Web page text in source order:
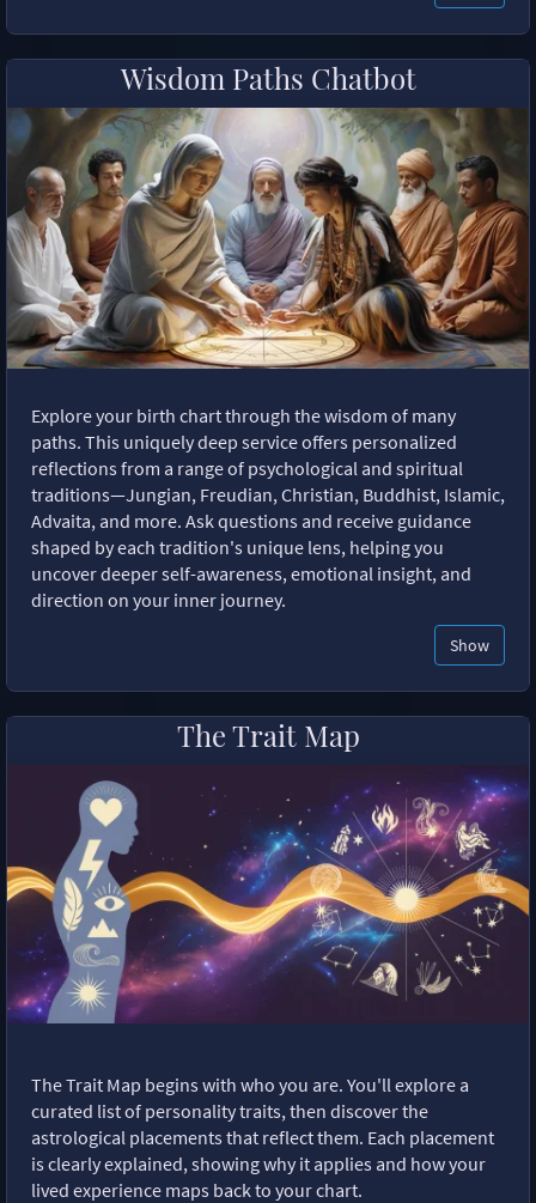
Wisdom Paths Chatbot
Explore your birth chart through the wisdom of many
paths. This uniquely deep service offers personalized
reflections from a range of psychological and spiritual
traditions—Jungian, Freudian, Christian, Buddhist, Islamic,
Advaita, and more. Ask questions and receive guidance
shaped by each tradition's unique lens, helping you
uncover deeper self-awareness, emotional insight, and
direction on your inner journey.
Show
The Trait Map
The Trait Map begins with who you are. You'll explore a
curated list of personality traits, then discover the
astrological placements that reflect them. Each placement
is clearly explained, showing why it applies and how your
lived experience maps back to your chart.